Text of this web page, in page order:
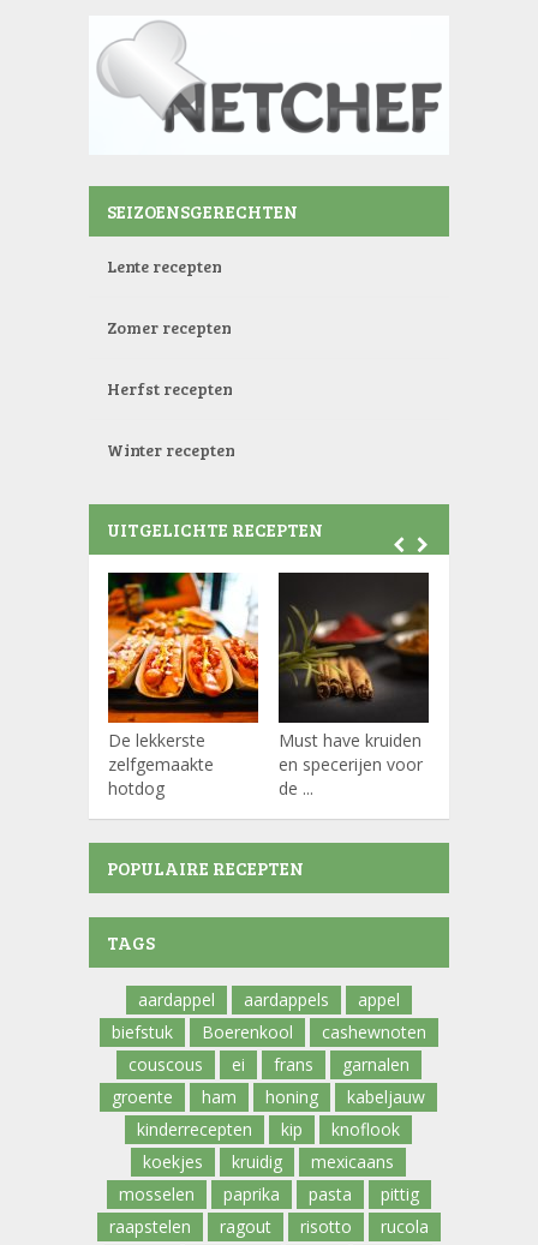
SEIZOENSGERECHTEN
Lente recepten
Zomer recepten
Herfst recepten
Winter recepten
UITGELICHTE RECEPTEN
De lekkerste
zelfgemaakte
hotdog
Must have kruiden
en specerijen voor
de ...
POPULAIRE RECEPTEN
TAGS
aardappel aardappels
appel
biefstuk
Boerenkool
cashewnoten
couscous
ei frans
garnalen
groente
ham honing
kabeljauw
kinderrecepten
kip
knoflook
koekjes
kruidig
mexicaans
mosselen
paprika pasta
pittig
raapstelen
ragout risotto
rucola